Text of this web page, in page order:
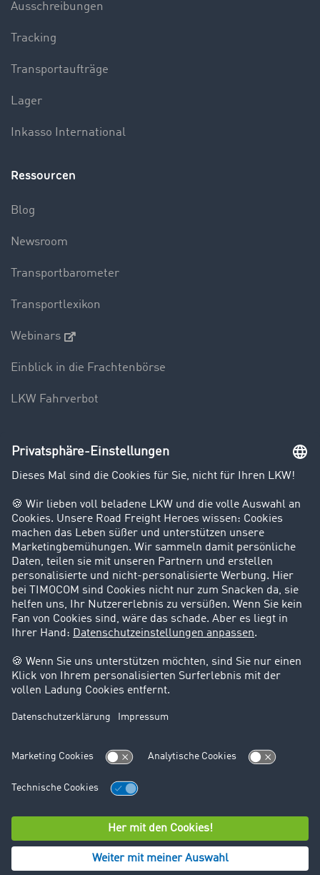
Ausschreibungen
Tracking
Transportaufträge
Lager
Inkasso International
Ressourcen
Blog
Newsroom
Transportbarometer
Transportlexikon
Webinars
Einblick in die Frachtenbörse
LKW Fahrverbot
Unternehmen
Kunden werben Kunden
Success Stories
Karriere
Support
Kontakt
Rechtliches
Impressum
AGB
© TIMOCOM GmbH 2026. Alle Rechte vorbehalten